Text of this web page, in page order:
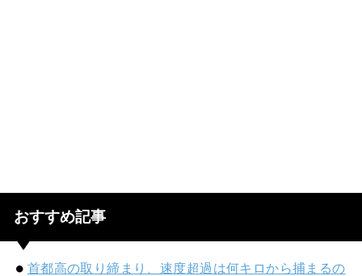
おすすめ記事
首都高の取り締まり、速度超過は何キロから捕まるの